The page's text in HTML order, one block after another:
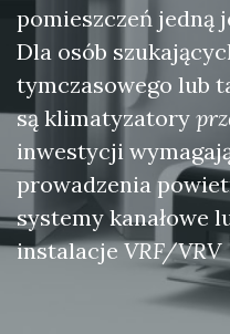
pomieszczeń jedną
Dla osób
tymczasowego lub
są klimatyzatory
inwestycji
prowadzenia
systemy kanałowe
instalacjeVRF/VRV